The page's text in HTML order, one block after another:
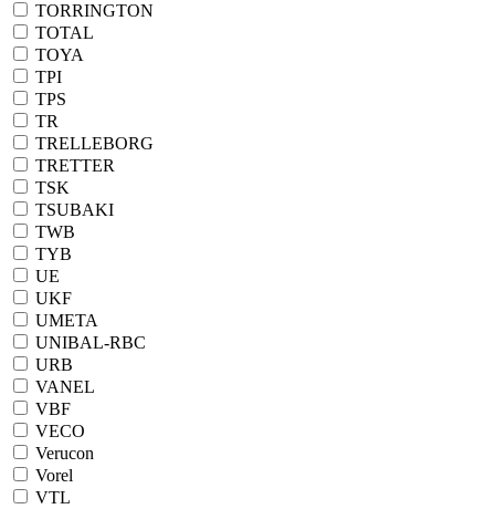
TORRINGTON
TOTAL
TOYA
TPI
TPS
TR
TRELLEBORG
TRETTER
TSK
TSUBAKI
TWB
TYB
UE
UKF
UMETA
UNIBAL-RBC
URB
VANEL
VBF
VECO
Verucon
Vorel
VTL